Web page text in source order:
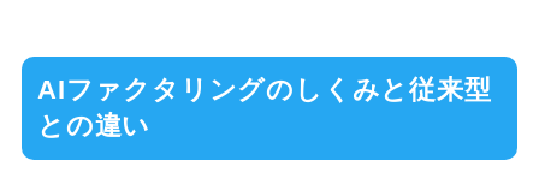
AIファクタリングのしくみと従来型
との違い